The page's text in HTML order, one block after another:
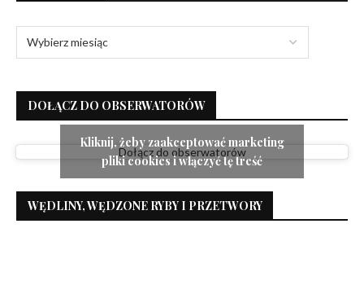
DOŁĄCZ DO OBSERWATORÓW
Dołącz do obserwatorów
Kliknij, żeby zaakceptować marketing
pliki cookies i włączyć tę treść
WĘDLINY, WĘDZONE RYBY I PRZETWORY